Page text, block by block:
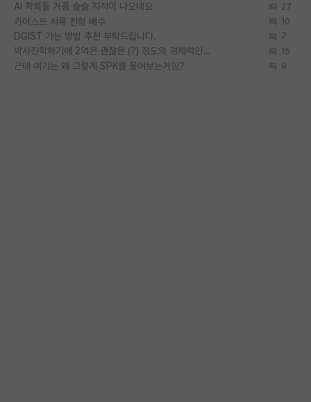
AI 학회들 거품 슬슬 지적이 나오네요 27
카이스트 서류 전형 배수 10
DGIST 가는 방법 추천 부탁드립니다. 7
박사진학하기에 2억은 괜찮은 (?) 정도의 경제력인가요 15
근데 여기는 왜 그렇게 SPK를 물어보는거임? 9